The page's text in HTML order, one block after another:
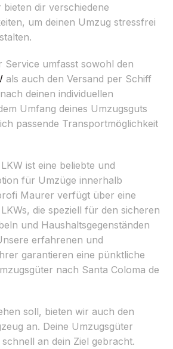
dir verschiedene
um deinen Umzug stressfrei
Service umfasst sowohl den
als auch den Versand per Schiff
deinen individuellen
Umfang deines Umzugsguts
passende Transportmöglichkeit
ist eine beliebte und
für Umzüge innerhalb
Maurer verfügt über eine
die speziell für den sicheren
und Haushaltsgegenständen
erfahrenen und
garantieren eine pünktliche
nach Santa Coloma de
soll, bieten wir auch den
an. Deine Umzugsgüter
an dein Ziel gebracht.